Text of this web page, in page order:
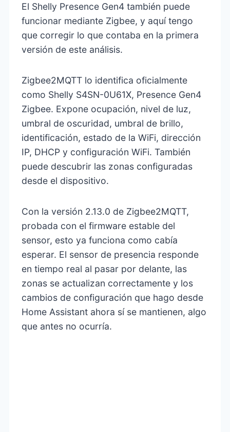
El Shelly Presence Gen4 también puede
funcionar mediante Zigbee, y aquí tengo
que corregir lo que contaba en la primera
versión de este análisis.
Zigbee2MQTT lo identifica oficialmente
como Shelly S4SN-0U61X, Presence Gen4
Zigbee. Expone ocupación, nivel de luz,
umbral de oscuridad, umbral de brillo,
identificación, estado de la WiFi, dirección
IP, DHCP y configuración WiFi. También
puede descubrir las zonas configuradas
desde el dispositivo.
Con la versión 2.13.0 de Zigbee2MQTT,
probada con el firmware estable del
sensor, esto ya funciona como cabía
esperar. El sensor de presencia responde
en tiempo real al pasar por delante, las
zonas se actualizan correctamente y los
cambios de configuración que hago desde
Home Assistant ahora sí se mantienen, algo
que antes no ocurría.